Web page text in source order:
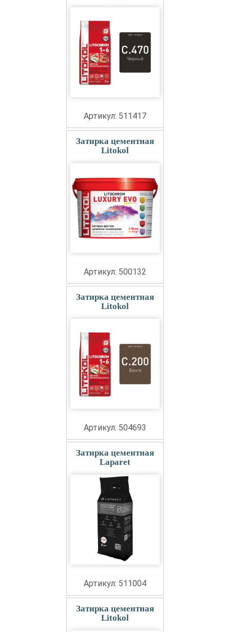
Артикул: 511417
Затирка цементная
Litokol
Артикул: 500132
Затирка цементная
Litokol
Артикул: 504693
Затирка цементная
Laparet
Артикул: 511004
Затирка цементная
Litokol